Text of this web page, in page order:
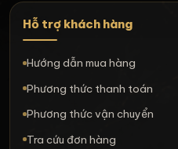
Hỗ trợ khách hàng
Hướng dẫn mua hàng
Phương thức thanh toán
Phương thức vận chuyển
Tra cứu đơn hàng